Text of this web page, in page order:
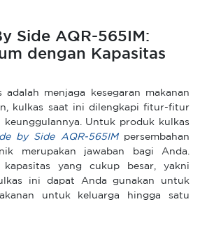
Side AQR-565IM:
dengan Kapasitas
adalah menjaga kesegaran makanan
kulkas saat ini dilengkapi fitur-fitur
keunggulannya. Untuk produk kulkas
by Side AQR-565IMpersembahan
merupakan jawaban bagi Anda.
yang cukup besar, yakni
ini dapat Anda gunakan untuk
untuk keluarga hingga satu